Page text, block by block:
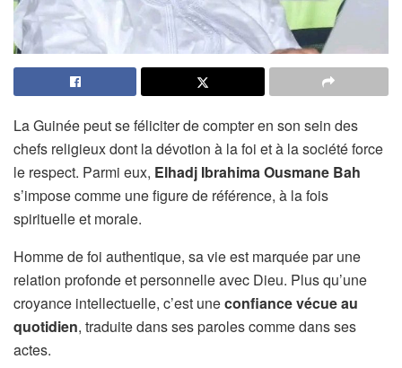
La Guinée peut se féliciter de compter en son sein des
chefs religieux dont la dévotion à la foi et à la société force
le respect. Parmi eux, Elhadj Ibrahima Ousmane Bah
s’impose comme une figure de référence, à la fois
spirituelle et morale.
Homme de foi authentique, sa vie est marquée par une
relation profonde et personnelle avec Dieu. Plus qu’une
croyance intellectuelle, c’est uneconfiance vécue au
quotidien, traduite dans ses paroles comme dans ses
actes.